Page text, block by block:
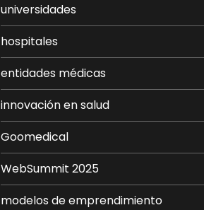
universidades
hospitales
entidades médicas
innovación en salud
Goomedical
WebSummit 2025
modelos de emprendimiento